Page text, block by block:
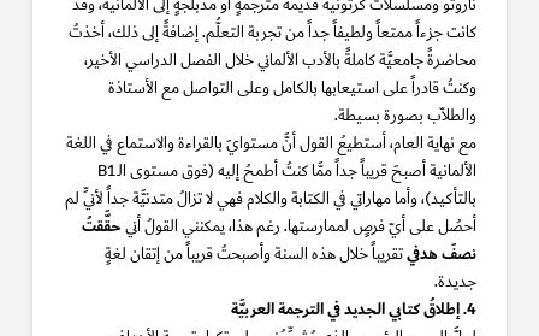
كانت جزءاً ممتعاً ولطيفاً جداً من تجربة التعلُّم. إضافةً إلى ذلك، أخذتُ
محاضرةً جامعيَّة كاملةً بالأدب الألماني خلال الفصل الدراسي الأخير،
وكنتُ قادراً على استيعابها بالكامل وعلى التواصل مع الأستاذة
والطلاّب بصورة بسيطة.
مع نهاية العام، أستطيعُ القول أنَّ مستوايَ بالقراءة والاستماع في اللغة
الألمانية أصبحَ قريباً جداً ممَّا كنتُ أطمحُ إليه (فوق مستوى الـB1
بالتأكيد)، وأما مهاراتي في الكتابة والكلام فهي لا تزالُ متدنيَّة جداً لأنِّي لم
أحصُل على أيّ فرصٍ لممارستها. رغم هذا، يمكنني القولُ أنيحقَّقتُ
نصفَ هدفيتقريباً خلال هذه السنة وأصبحتُ قريباً من إتقان لغةٍ
جديدة.
4. إطلاقُ كتابي الجديد في الترجمة العربيَّة